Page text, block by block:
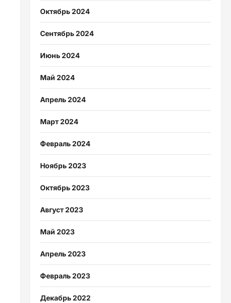
Октябрь 2024
Сентябрь 2024
Июнь 2024
Май 2024
Апрель 2024
Март 2024
Февраль 2024
Ноябрь 2023
Октябрь 2023
Август 2023
Май 2023
Апрель 2023
Февраль 2023
Декабрь 2022